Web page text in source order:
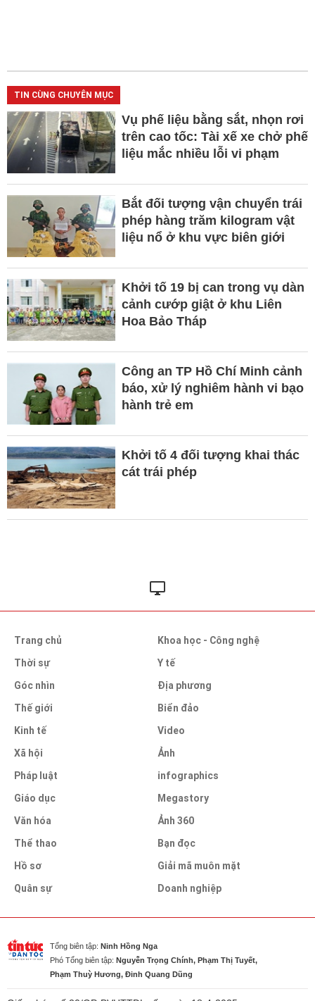
TIN CÙNG CHUYÊN MỤC
Vụ phế liệu bằng sắt, nhọn rơi
trên cao tốc: Tài xế xe chở phế
liệu mắc nhiều lỗi vi phạm
Bắt đối tượng vận chuyển trái
phép hàng trăm kilogram vật
liệu nổ ở khu vực biên giới
Khởi tố 19 bị can trong vụ dàn
cảnh cướp giật ở khu Liên
Hoa Bảo Tháp
Công an TP Hồ Chí Minh cảnh
báo, xử lý nghiêm hành vi bạo
hành trẻ em
Khởi tố 4 đối tượng khai thác
cát trái phép
Trang chủ
Thời sự
Góc nhìn
Thế giới
Kinh tế
Xã hội
Pháp luật
Giáo dục
Văn hóa
Thể thao
Hồ sơ
Quân sự
Khoa học - Công nghệ
Y tế
Địa phương
Biển đảo
Video
Ảnh
infographics
Megastory
Ảnh 360
Bạn đọc
Giải mã muôn mặt
Doanh nghiệp
Tổng biên tập: Ninh Hồng Nga
Phó Tổng biên tập: Nguyễn Trọng Chính, Phạm Thị Tuyết,
Phạm Thuỳ Hương, Đinh Quang Dũng